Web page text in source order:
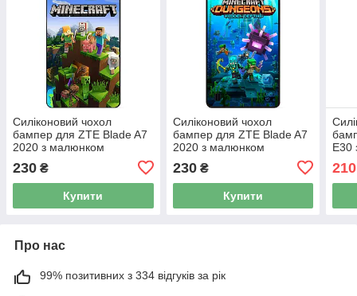
Силіконовий чохол
бампер для ZTE Blade A7
2020 з малюнком
230 ₴
Купити
Силіконовий чохол
бампер для ZTE Blade A7
2020 з малюнком
230₴
Купити
E30
210
Про нас
99% позитивних з 334 відгуків за рік